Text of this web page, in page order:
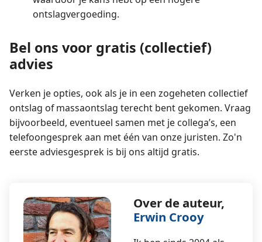
ontslagvergoeding.
Bel ons voor gratis (collectief)
advies
Verken je opties, ook als je in een zogeheten collectief
ontslag of massaontslag terecht bent gekomen. Vraag
bijvoorbeeld, eventueel samen met je collega’s, een
telefoongesprek aan met één van onze juristen. Zo'n
eerste adviesgesprek is bij ons altijd gratis.
Over de auteur,
Erwin Crooy